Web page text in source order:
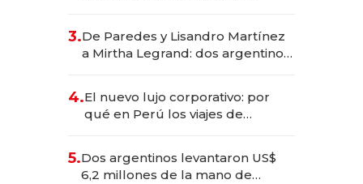
las marcas "fast premium"
3.De Paredes y Lisandro Martínez
a Mirtha Legrand: dos argentinos
4.El nuevo lujo corporativo: por
qué en Perú los viajes de
para convertirse en experiencias
transformadoras
5.Dos argentinos levantaron US$
6,2 millones de la mano de